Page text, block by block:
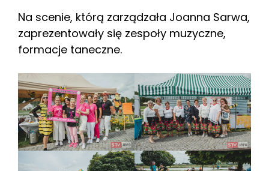
Na scenie, którą zarządzała Joanna Sarwa,
zaprezentowały się zespoły muzyczne,
formacje taneczne.